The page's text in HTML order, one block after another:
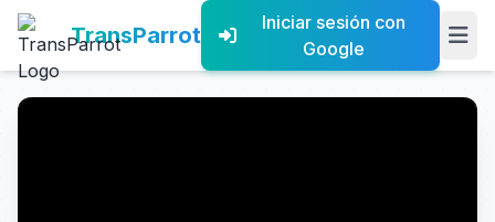
TransParrot
Iniciar sesión con
Google